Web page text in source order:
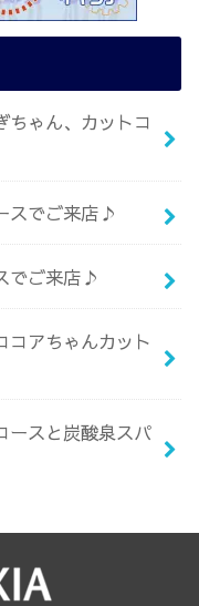
ちゃん、カットコ
スでご来店♪
でご来店♪
コアちゃんカット
ースと炭酸泉スパ